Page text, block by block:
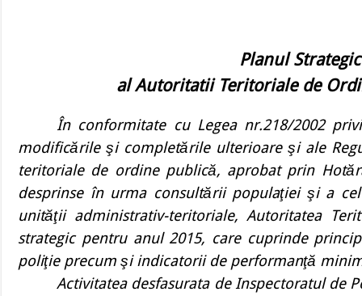
Planul
al Autoritatii Teritoriale de
În conformitate cu Legea nr.218/2002
modificările şi completările ulterioare şi ale
teritoriale de ordine publică, aprobat prin
desprinse în urma consultării populaţiei şi a
unităţii administrativ-teritoriale, Autoritatea
strategic pentru anul 2015, care cuprinde
poliţie precum şi indicatorii de performanţă
Activitatea desfasurata de Inspectoratul de